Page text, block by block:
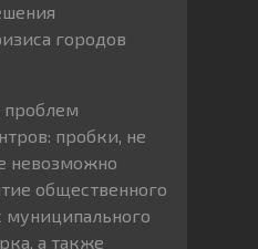
городов
проблем
пробки, не
невозможно
общественного
муниципального
а также